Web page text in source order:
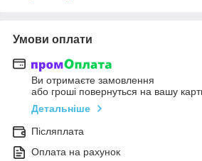
Умови оплати
Ви отримаєте замовлення
або гроші повернуться на вашу
Детальніше
Післяплата
Оплата на рахунок